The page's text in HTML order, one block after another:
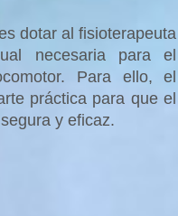
dotar al fisioterapeuta
necesaria para el
Para ello, el
práctica para que el
y eficaz.